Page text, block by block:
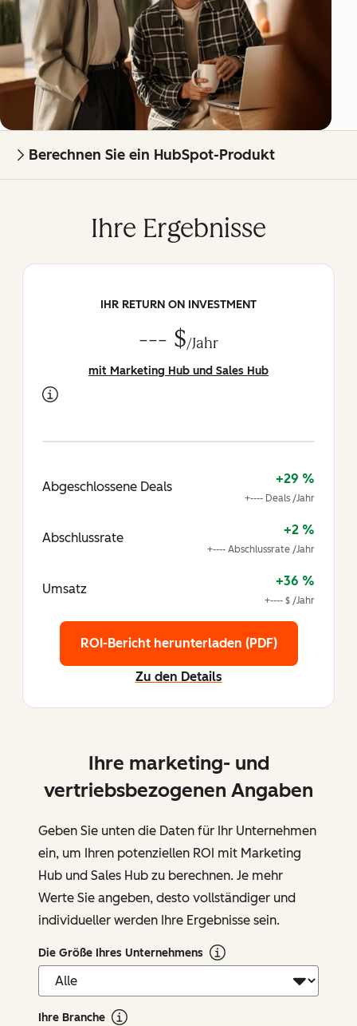
Berechnen Sie ein HubSpot-Produkt
Ihre marketing- und
vertriebsbezogenen Angaben
Geben Sie unten die Daten für Ihr Unternehmen
ein, um Ihren potenziellen ROI mit Marketing
Hub und Sales Hub zu berechnen. Je mehr
Werte Sie angeben, desto vollständiger und
individueller werden Ihre Ergebnisse sein.
Die Größe Ihres Unternehmens
Ihre Branche
Ihre Ergebnisse
IHR RETURN ON INVESTMENT
--- $/Jahr
mit Marketing Hub und Sales Hub
Abgeschlossene Deals
+29 %
+---- Deals /Jahr
Abschlussrate
+2 %
+---- Abschlussrate /Jahr
Umsatz
+36 %
+---- $ /Jahr
Zu den Details
ROI-Bericht herunterladen (PDF)